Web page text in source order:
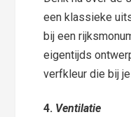
een klassieke
bij een
eigentijds
verfkleur die bij
4. Ventilatie